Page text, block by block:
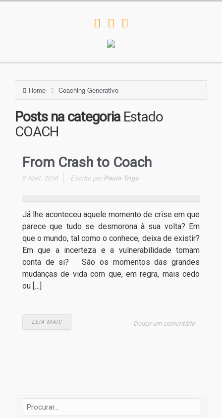
Home Coaching Generativo
Posts na categoria Estado
COACH
From Crash to Coach
6 Abril, 2016 Escrito por Paula Trigo
Já lhe aconteceu aquele momento de crise em que
parece que tudo se desmorona à sua volta? Em
que o mundo, tal como o conhece, deixa de existir?
Em que a incerteza e a vulnerabilidade tomam
conta de si? São os momentos das grandes
mudanças de vida com que, em regra, mais cedo
ou […]
LEIA MAIS Deixar um comentário